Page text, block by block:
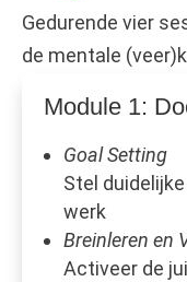
Gedurende vier
de mentale
Module 1:
Goal Setting
Stel
werk
Breinleren en
Activeer de